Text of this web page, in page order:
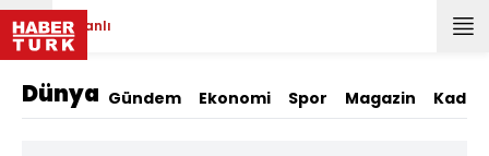
Canlı
Dünya Gündem Ekonomi Spor Magazin Kadın